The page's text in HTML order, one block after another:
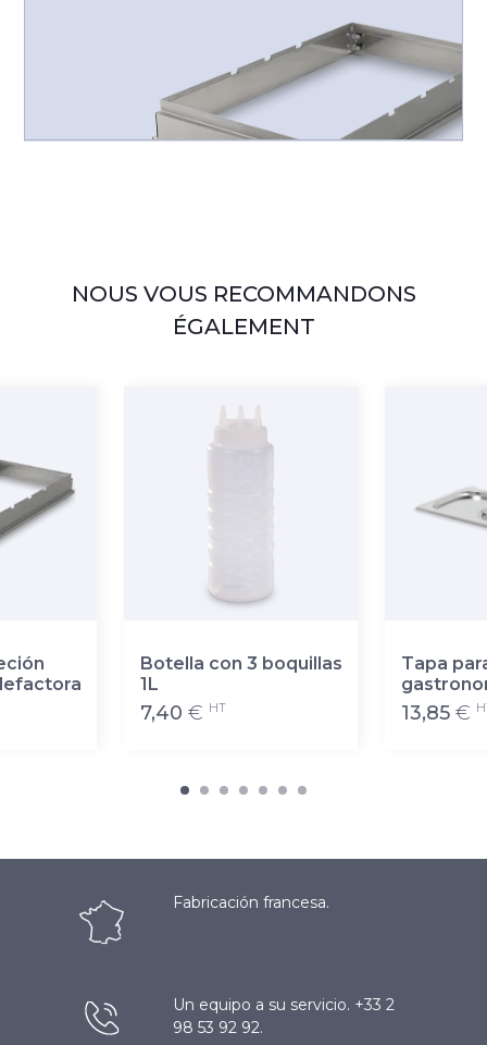
NOUS VOUS RECOMMANDONS
ÉGALEMENT
Botella con 3 boquillas
1L
7,40 € HT
Tapa
13,85 €
Fabricación francesa.
Un equipo a su servicio. +33 2
98 53 92 92.